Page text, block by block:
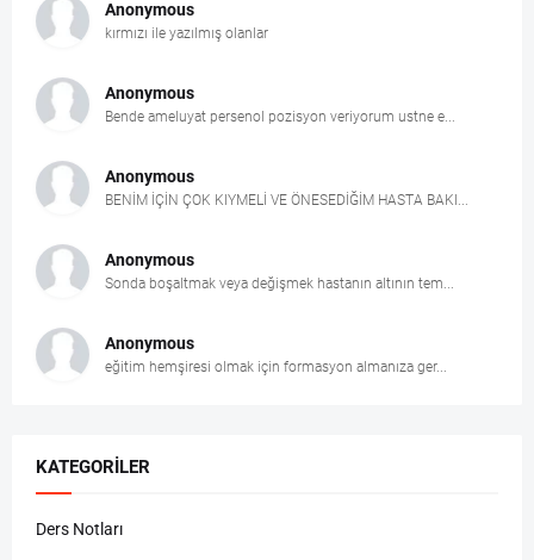
Anonymous
kırmızı ile yazılmış olanlar
Anonymous
Bende ameluyat persenol pozisyon veriyorum ustne e...
Anonymous
BENİM İÇİN ÇOK KIYMELİ VE ÖNESEDİĞİM HASTA BAKI...
Anonymous
Sonda boşaltmak veya değişmek hastanın altının tem...
Anonymous
eğitim hemşiresi olmak için formasyon almanıza ger...
KATEGORILER
Ders Notları